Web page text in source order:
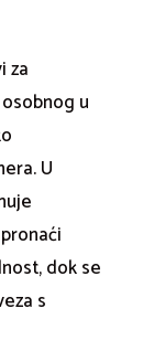
za
u
U
dok se
s